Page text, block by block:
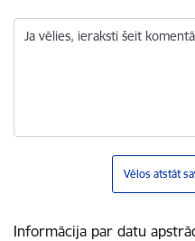
Ja vēlies, ieraksti šeit
Vēlos atstāt
Informācija par datu